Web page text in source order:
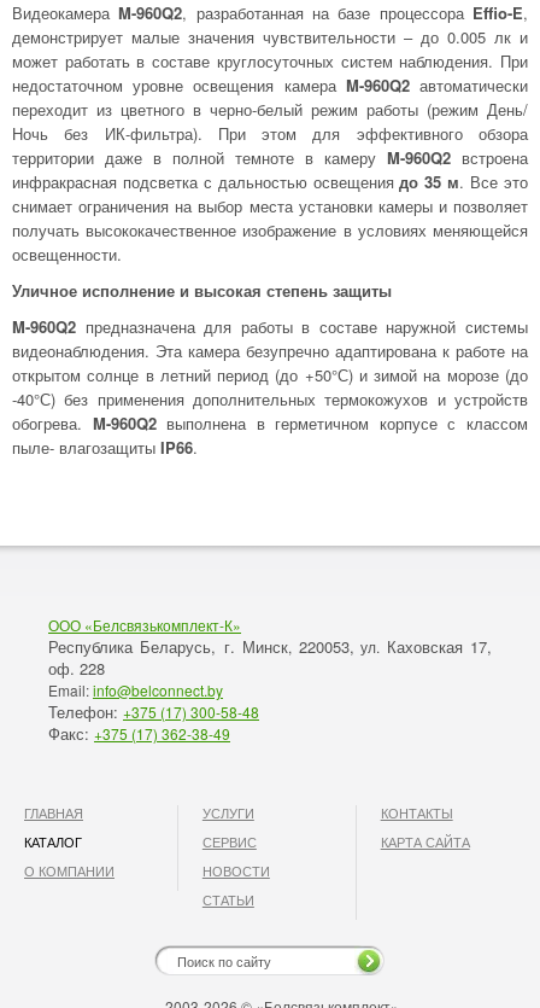
ВидеокамераM-960Q2, разработанная на базе процессора Effio-E,
демонстрирует малые значения чувствительности – до 0.005 лк и
может работать в составе круглосуточных систем наблюдения. При
недостаточном уровне освещения камера M-960Q2автоматически
переходит из цветного в черно-белый режим работы (режим День/
Ночь без ИК-фильтра). При этом для эффективного обзора
территории даже в полной темноте в камеру M-960Q2 встроена
инфракрасная подсветка с дальностью освещениядо 35 м. Все это
снимает ограничения на выбор места установки камеры и позволяет
получать высококачественное изображение в условиях меняющейся
освещенности.
Уличное исполнение и высокая степень защиты
M-960Q2 предназначена для работы в составе наружной системы
видеонаблюдения. Эта камера безупречно адаптирована к работе на
открытом солнце в летний период (до +50°С) и зимой на морозе (до
-40°С) без применения дополнительных термокожухов и устройств
обогрева. M-960Q2выполнена в герметичном корпусе с классом
пыле- влагозащиты IP66.
ООО «Белсвязькомплект-К»
Республика Беларусь, г. Минск, 220053, ул. Каховская 17,
оф. 228
Email:info@belconnect.by
Телефон: +375 (17) 300-58-48
Факс: +375 (17) 362-38-49
ГЛАВНАЯ
КАТАЛОГ
О КОМПАНИИ
УСЛУГИ
СЕРВИС
НОВОСТИ
СТАТЬИ
КОНТАКТЫ
КАРТА САЙТА